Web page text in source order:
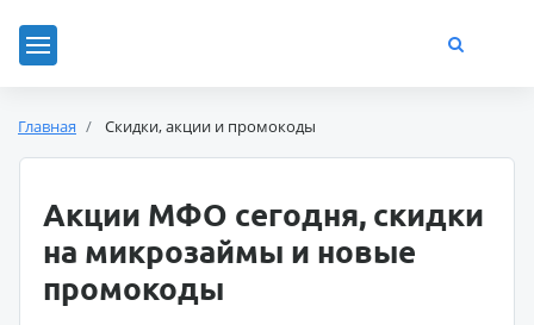
Главная Скидки, акции и промокоды
Акции МФО сегодня, скидки
на микрозаймы и новые
промокоды